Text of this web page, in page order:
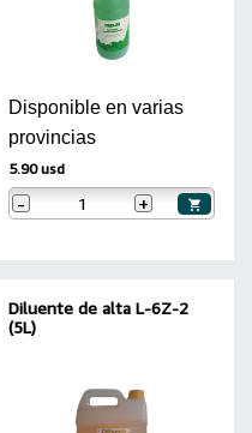
Disponible en varias
provincias
5.90 usd
- +
Diluente de alta L-6Z-2
(5L)